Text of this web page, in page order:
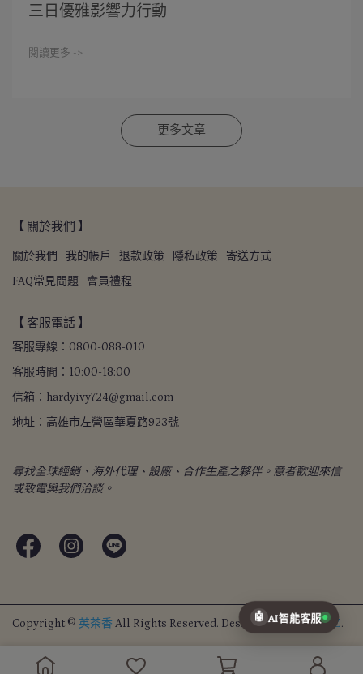
三日優雅影響力行動
閱讀更多 ->
更多文章
【 關於我們 】
關於我們 我的帳戶 退款政策 隱私政策
寄送方式
FAQ常見問題
會員禮程
【 客服電話 】
客服專線：0800-088-010
客服時間：10:00-18:00
信箱：hardyivy724@gmail.com
地址：高雄市左營區華夏路923號
尋找全球經銷、海外代理、設廠、合作生產之夥伴。意者歡迎來信
或致電與我們洽談。
Copyright © 英茶香 All Rights Reserved. Designed byCYBERBIZ.
🤖 AI智能客服